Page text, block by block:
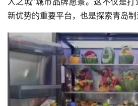
首
新优势的重要平台，也是探索青岛制